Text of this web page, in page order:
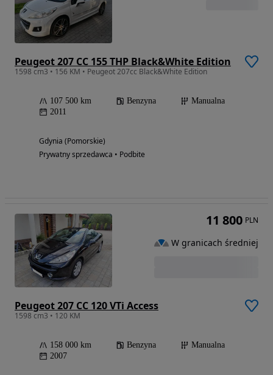
Peugeot 207 CC 155 THP Black&White Edition
1598 cm3 • 156 KM • Peugeot 207cc Black&White Edition
107 500 km Benzyna
Manualna
2011
Gdynia (Pomorskie)
Prywatny sprzedawca • Podbite
Peugeot 207 CC 120 VTi Access
1598 cm3 • 120 KM
158 000 km Benzyna
Manualna
2007
11 800 PLN
W granicach średniej